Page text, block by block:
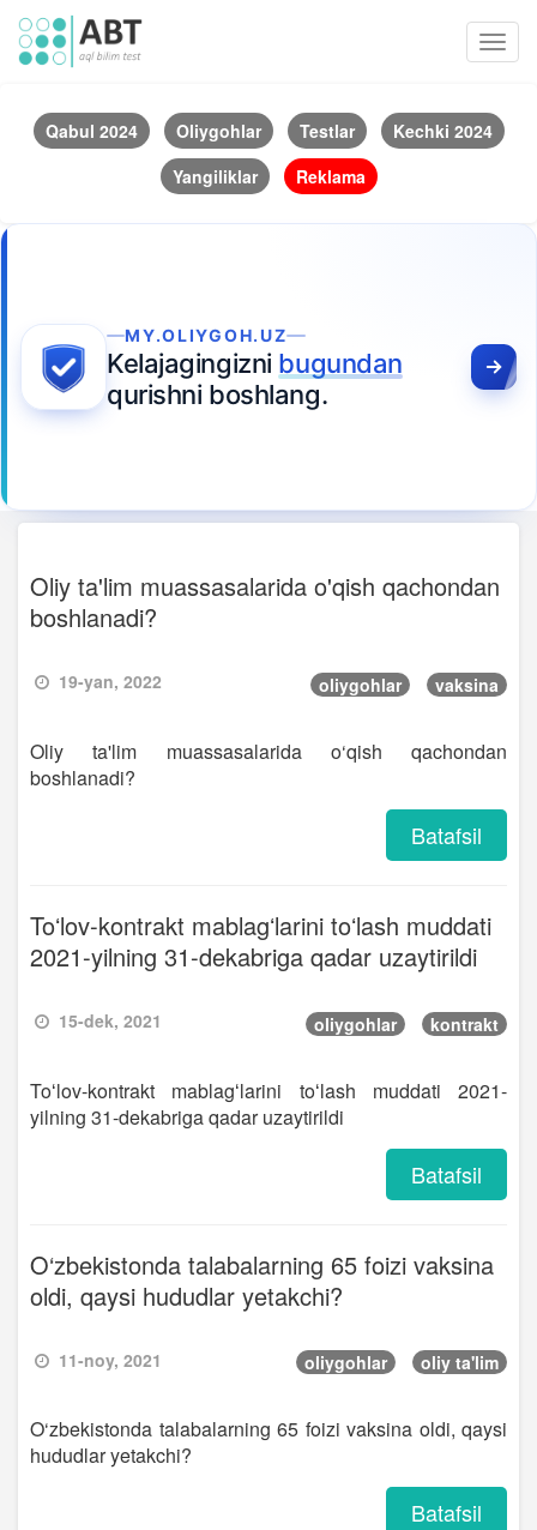
Qabul 2024 Oliygohlar Testlar
Kechki 2024
Yangiliklar
Reklama
MY.OLIYGOH.UZ
Kelajagingizni bugundan
qurishni boshlang.
Oliy ta'lim muassasalarida o'qish qachondan
boshlanadi?
19-yan, 2022 oliygohlar vaksina
Oliy ta'lim muassasalarida o‘qish qachondan
boshlanadi?
Batafsil
Toʻlov-kontrakt mablagʻlarini toʻlash muddati
2021-yilning 31-dekabriga qadar uzaytirildi
15-dek, 2021 oliygohlar kontrakt
Toʻlov-kontrakt mablagʻlarini toʻlash muddati 2021-
yilning 31-dekabriga qadar uzaytirildi
Batafsil
O‘zbekistonda talabalarning 65 foizi vaksina
oldi, qaysi hududlar yetakchi?
11-noy, 2021 oliygohlar oliy ta'lim
O‘zbekistonda talabalarning 65 foizi vaksina oldi, qaysi
hududlar yetakchi?
Batafsil